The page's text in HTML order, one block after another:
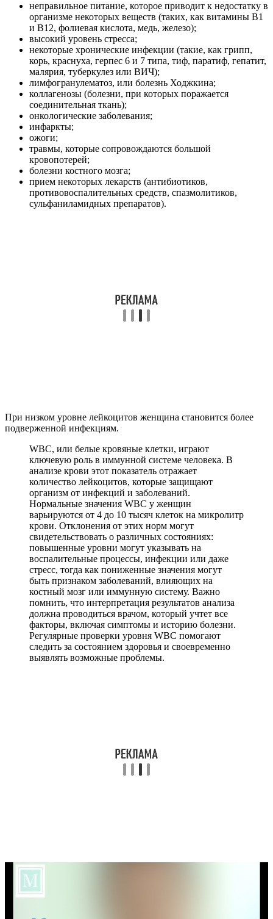
неправильное питание, которое приводит к недостатку в
организме некоторых веществ (таких, как витамины B1
и B12, фолиевая кислота, медь, железо);
высокий уровень стресса;
некоторые хронические инфекции (такие, как грипп,
корь, краснуха, герпес 6 и 7 типа, тиф, паратиф, гепатит,
малярия, туберкулез или ВИЧ);
лимфогранулематоз, или болезнь Ходжкина;
коллагенозы (болезни, при которых поражается
соединительная ткань);
онкологические заболевания;
инфаркты;
ожоги;
травмы, которые сопровождаются большой
кровопотерей;
болезни костного мозга;
прием некоторых лекарств (антибиотиков,
противовоспалительных средств, спазмолитиков,
сульфаниламидных препаратов).
При низком уровне лейкоцитов женщина становится более
подверженной инфекциям.
WBC, или белые кровяные клетки, играют
ключевую роль в иммунной системе человека. В
анализе крови этот показатель отражает
количество лейкоцитов, которые защищают
организм от инфекций и заболеваний.
Нормальные значения WBC у женщин
варьируются от 4 до 10 тысяч клеток на микролитр
крови. Отклонения от этих норм могут
свидетельствовать о различных состояниях:
повышенные уровни могут указывать на
воспалительные процессы, инфекции или даже
стресс, тогда как пониженные значения могут
быть признаком заболеваний, влияющих на
костный мозг или иммунную систему. Важно
помнить, что интерпретация результатов анализа
должна проводиться врачом, который учтет все
факторы, включая симптомы и историю болезни.
Регулярные проверки уровня WBC помогают
следить за состоянием здоровья и своевременно
выявлять возможные проблемы.